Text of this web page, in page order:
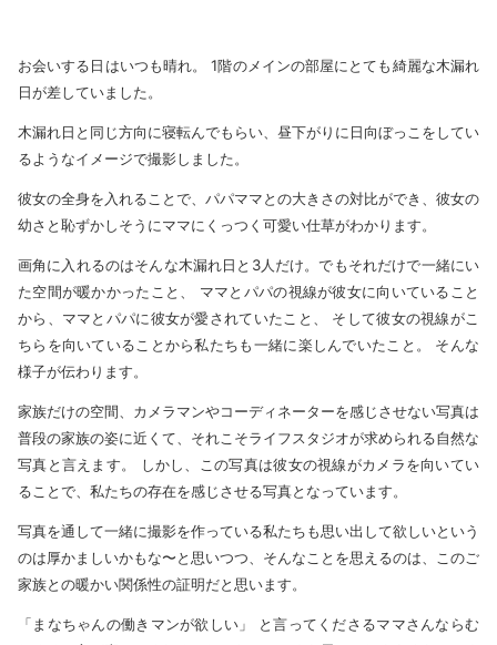
お会いする日はいつも晴れ。 1階のメインの部屋にとても綺麗な木漏れ
日が差していました。
木漏れ日と同じ方向に寝転んでもらい、昼下がりに日向ぼっこをしてい
るようなイメージで撮影しました。
彼女の全身を入れることで、パパママとの大きさの対比ができ、彼女の
幼さと恥ずかしそうにママにくっつく可愛い仕草がわかります。
画角に入れるのはそんな木漏れ日と3人だけ。でもそれだけで一緒にい
た空間が暖かかったこと、 ママとパパの視線が彼女に向いていること
から、ママとパパに彼女が愛されていたこと、 そして彼女の視線がこ
ちらを向いていることから私たちも一緒に楽しんでいたこと。 そんな
様子が伝わります。
家族だけの空間、カメラマンやコーディネーターを感じさせない写真は
普段の家族の姿に近くて、それこそライフスタジオが求められる自然な
写真と言えます。 しかし、この写真は彼女の視線がカメラを向いてい
ることで、私たちの存在を感じさせる写真となっています。
写真を通して一緒に撮影を作っている私たちも思い出して欲しいという
のは厚かましいかもな〜と思いつつ、そんなことを思えるのは、このご
家族との暖かい関係性の証明だと思います。
「まなちゃんの働きマンが欲しい」 と言ってくださるママさんならむ